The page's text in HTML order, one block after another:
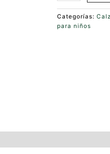
Categorías:
para niños